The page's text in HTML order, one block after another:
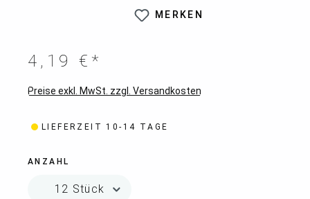
MERKEN
4,19 €*
Preise exkl. MwSt. zzgl. Versandkosten
LIEFERZEIT 10-14 TAGE
ANZAHL